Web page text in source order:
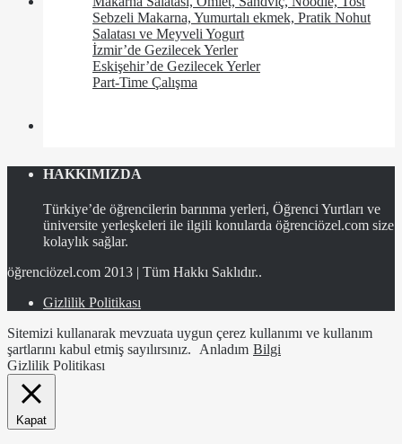
Sebzeli Makarna, Yumurtalı ekmek, Pratik Nohut
Salatası ve Meyveli Yogurt
İzmir’de Gezilecek Yerler
Eskişehir’de Gezilecek Yerler
Part-Time Çalışma
HAKKIMIZDA
Türkiye’de öğrencilerin barınma yerleri, Öğrenci Yurtları ve
üniversite yerleşkeleri ile ilgili konularda öğrenciözel.com size
kolaylık sağlar.
öğrenciözel.com 2013 | Tüm Hakkı Saklıdır..
Gizlilik Politikası
Sitemizi kullanarak mevzuata uygun çerez kullanımı ve kullanım
şartlarını kabul etmiş sayılırsınız.
Anladım Bilgi
Gizlilik Politikası
Kapat